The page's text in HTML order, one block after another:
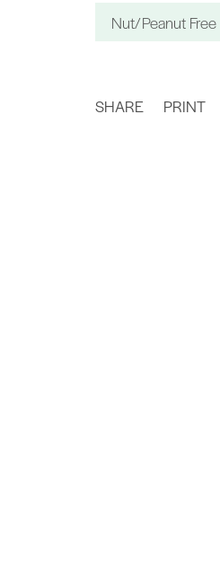
Nut/Peanut Free
SHARE